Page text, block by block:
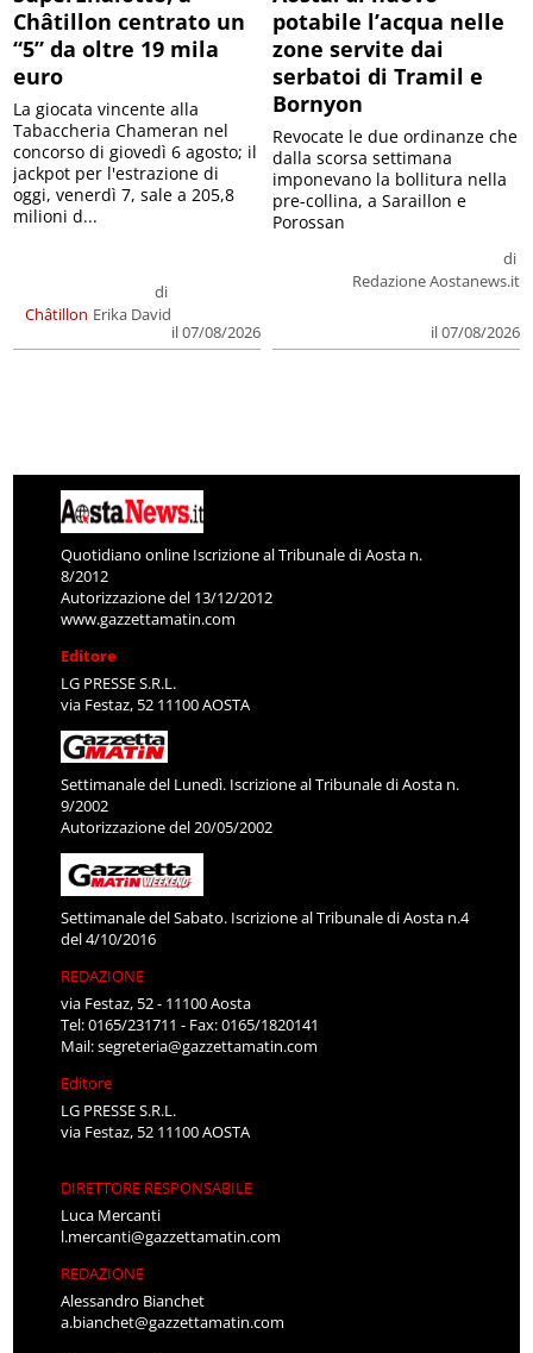
Châtillon centrato un
“5” da oltre 19 mila
euro
Châtillon
di
Erika David
il 07/08/2026
La giocata vincente alla
Tabaccheria Chameran nel
concorso di giovedì 6 agosto; il
jackpot per l'estrazione di
oggi, venerdì 7, sale a 205,8
milioni d...
potabile l’acqua nelle
zone servite dai
serbatoi di Tramil e
Bornyon
di
Redazione Aostanews.it
il 07/08/2026
Revocate le due ordinanze che
dalla scorsa settimana
imponevano la bollitura nella
pre-collina, a Saraillon e
Porossan
Quotidiano online Iscrizione al Tribunale di Aosta n.
8/2012
Autorizzazione del 13/12/2012
www.gazzettamatin.com
Editore
LG PRESSE S.R.L.
via Festaz, 52 11100 AOSTA
Settimanale del Lunedì. Iscrizione al Tribunale di Aosta n.
9/2002
Autorizzazione del 20/05/2002
Settimanale del Sabato. Iscrizione al Tribunale di Aosta n.4
del 4/10/2016
REDAZIONE
via Festaz, 52 - 11100 Aosta
Tel: 0165/231711 - Fax: 0165/1820141
Mail:segreteria@gazzettamatin.com
Editore
LG PRESSE S.R.L.
via Festaz, 52 11100 AOSTA
DIRETTORE RESPONSABILE
Luca Mercanti
l.mercanti@gazzettamatin.com
REDAZIONE
Alessandro Bianchet
a.bianchet@gazzettamatin.com